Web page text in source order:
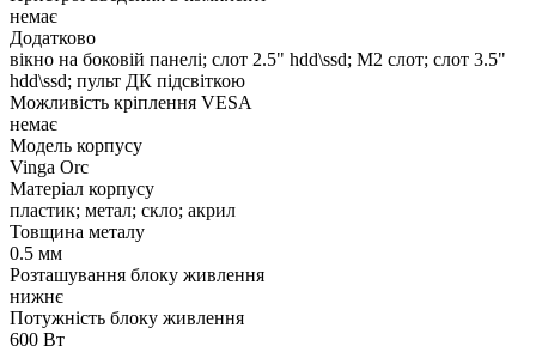
немає
Додатково
вікно на боковій панелі; слот 2.5" hdd\ssd; M2 слот; слот 3.5"
hdd\ssd; пульт ДК підсвіткою
Можливість кріплення VESA
немає
Модель корпусу
Vinga Orc
Матеріал корпусу
пластик; метал; скло; акрил
Товщина металу
0.5 мм
Розташування блоку живлення
нижнє
Потужність блоку живлення
600 Вт